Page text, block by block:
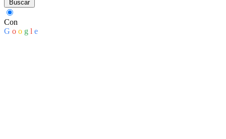
Buscar
Con
G o o g l e